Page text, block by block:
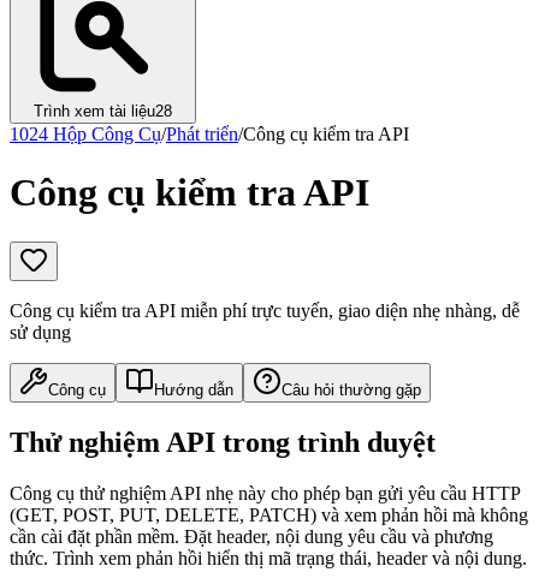
Trình xem tài liệu28
1024 Hộp Công Cụ/Phát triển/Công cụ kiểm tra API
Công cụ kiểm tra API
Công cụ kiểm tra API miễn phí trực tuyến, giao diện nhẹ nhàng, dễ
sử dụng
Công cụ Hướng dẫn Câu hỏi thường gặp
Thử nghiệm API trong trình duyệt
Công cụ thử nghiệm API nhẹ này cho phép bạn gửi yêu cầu HTTP
(GET, POST, PUT, DELETE, PATCH) và xem phản hồi mà không
cần cài đặt phần mềm. Đặt header, nội dung yêu cầu và phương
thức. Trình xem phản hồi hiển thị mã trạng thái, header và nội dung.